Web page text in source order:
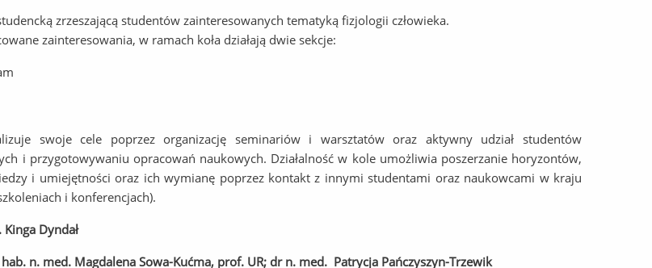
zrzeszającą studentów zainteresowanych tematyką fizjologii człowieka.
zainteresowania, w ramach koła działają dwie sekcje:
swoje cele poprzez organizację seminariów i warsztatów oraz aktywny udział studentów
i przygotowywaniu opracowań naukowych. Działalność w kole umożliwia poszerzanie horyzontów,
i umiejętności oraz ich wymianę poprzez kontakt z innymi studentami oraz naukowcami w kraju
i konferencjach).
Kinga Dyndał
n. med. Magdalena Sowa-Kućma, prof. UR; dr n. med. Patrycja Pańczyszyn-Trzewik